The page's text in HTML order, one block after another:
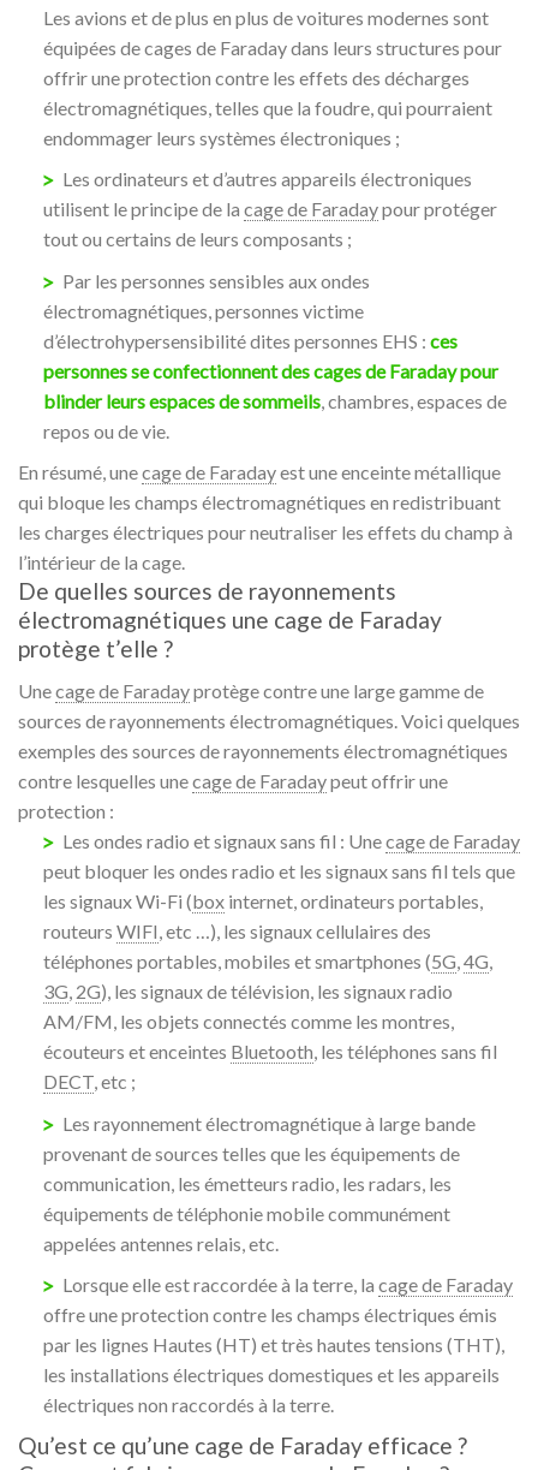
Les avions et de plus en plus de voitures modernes sont
équipées de cages de Faraday dans leurs structures pour
offrir une protection contre les effets des décharges
électromagnétiques, telles que la foudre, qui pourraient
endommager leurs systèmes électroniques ;
Les ordinateurs et d’autres appareils électroniques
utilisent le principe de la cage de Faradaypour protéger
tout ou certains de leurs composants ;
Par les personnes sensibles aux ondes
électromagnétiques, personnes victime
d’électrohypersensibilité dites personnes EHS : ces
personnes se confectionnent des cages de Faraday pour
blinder leurs espaces de sommeils, chambres, espaces de
repos ou de vie.
En résumé, unecage de Faradayest une enceinte métallique
qui bloque les champs électromagnétiques en redistribuant
les charges électriques pour neutraliser les effets du champ à
l’intérieur de la cage.
De quelles sources de rayonnements
électromagnétiques une cage de Faraday
protège t’elle ?
Unecage de Faradayprotège contre une large gamme de
sources de rayonnements électromagnétiques. Voici quelques
exemples des sources de rayonnements électromagnétiques
contre lesquelles unecage de Faradaypeut offrir une
protection :
Les ondes radio et signaux sans fil : Unecage de Faraday
peut bloquer les ondes radio et les signaux sans fil tels que
les signaux Wi-Fi (boxinternet, ordinateurs portables,
routeurs WIFI, etc …), les signaux cellulaires des
téléphones portables, mobiles et smartphones (5G,4G,
3G, 2G), les signaux de télévision, les signaux radio
AM/FM, les objets connectés comme les montres,
écouteurs et enceintes Bluetooth, les téléphones sans fil
DECT, etc ;
Les rayonnement électromagnétique à large bande
provenant de sources telles que les équipements de
communication, les émetteurs radio, les radars, les
équipements de téléphonie mobile communément
appelées antennes relais, etc.
Lorsque elle est raccordée à la terre, la cage de Faraday
offre une protection contre les champs électriques émis
par les lignes Hautes (HT) et très hautes tensions (THT),
les installations électriques domestiques et les appareils
électriques non raccordés à la terre.
Qu’est ce qu’une cage de Faraday efficace ?